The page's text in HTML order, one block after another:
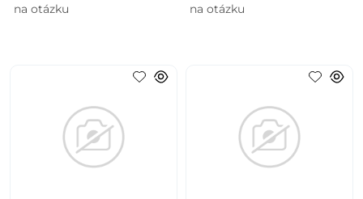
na otázku na otázku